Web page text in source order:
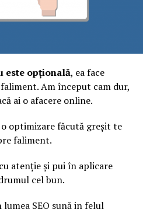
este opțională, ea face
Am început cam dur,
ai o afacere online.
o optimizare făcută greșit te
faliment.
atenție și pui în aplicare
cel bun.
SEO sună in felul